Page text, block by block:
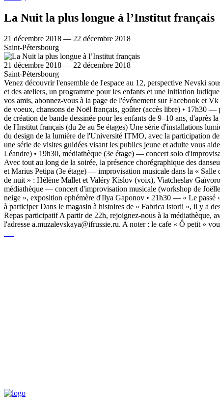
La Nuit la plus longue à l’Institut français
21 décembre 2018 — 22 décembre 2018
Saint-Pétersbourg
21 décembre 2018 — 22 décembre 2018
Saint-Pétersbourg
Venez découvrir l'ensemble de l'espace au 12, perspective Nevski
et des ateliers, un programme pour les enfants et une initiation
vos amis, abonnez-vous à la page de l'événement sur Facebook et
de voeux, chansons de Noël français, goûter (accès libre) • 17h30
de création de bande dessinée pour les enfants de 9–10 ans,
de l'Institut français (du 2e au 5e étages) Une série d'installations
du design de la lumière de l'Université ITMO, avec la participation
une série de visites guidées visant les publics jeune et adulte vous
Léandre) • 19h30, médiathèque (3e étage) — concert solo
Avec tout au long de la soirée, la présence chorégraphique des
et Marius Petipa (3e étage) — improvisation musicale dans la «
de nuit » : Hélène Mallet et Valéry Kislov (voix), Viatcheslav
médiathèque — concert d'improvisation musicale (workshop de
neige », exposition ephémère d'Ilya Gaponov • 21h30 — « Le
à participer Dans le magasin à histoires de « Fabrica istorii », il y a
Repas participatif A partir de 22h, rejoignez-nous à la médiathèque,
l'adresse a.muzalevskaya@ifrussie.ru. A noter : le cafe « Ô petit »